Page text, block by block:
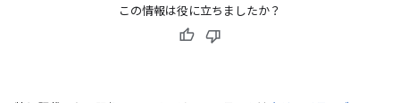
この情報は役に立ちましたか？